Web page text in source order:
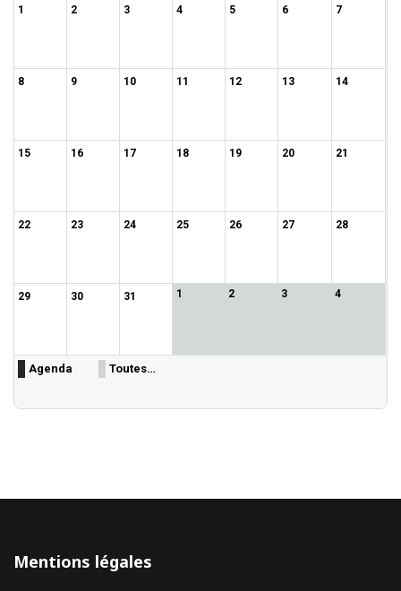
1
2 3 4 5 6 7
8 9 10 11 12 13 14
15 16 17 18 19 20 21
22 23 24 25 26 27 28
29 30 31 1 2 3 4
Agenda Toutes…
Mentions légales